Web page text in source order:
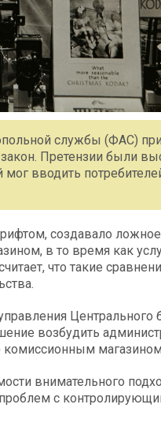
службы (ФАС)
Претензии были
вводить
создавало ложное
в то время как
что такие
Центрального
возбудить
внимательного
проблем с